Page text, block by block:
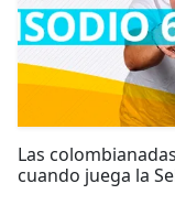
Las colombianadas
cuando juega la